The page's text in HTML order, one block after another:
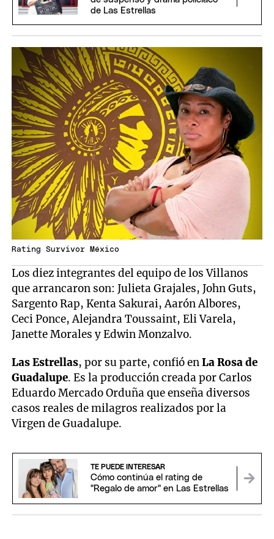
de Las Estrellas
Rating Survivor México
Los diez integrantes del equipo de los Villanos
que arrancaron son: Julieta Grajales, John Guts,
Sargento Rap, Kenta Sakurai, Aarón Albores,
Ceci Ponce, Alejandra Toussaint, Eli Varela,
Janette Morales y Edwin Monzalvo.
Las Estrellas, por su parte, confió enLa Rosa de
Guadalupe. Es la producción creada por Carlos
Eduardo Mercado Orduña que enseña diversos
casos reales de milagros realizados por la
Virgen de Guadalupe.
TE PUEDE INTERESAR
Cómo continúa el rating de
"Regalo de amor" en Las Estrellas